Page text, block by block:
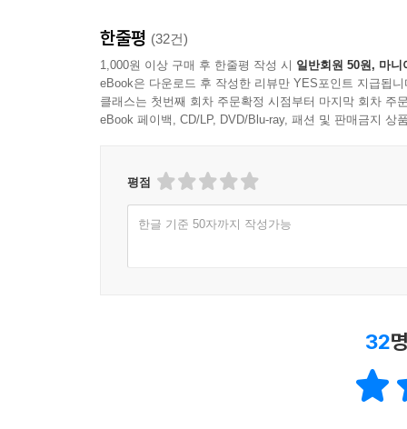
한줄평 (32건)
1,000원 이상 구매 후 한줄평 작성 시 일반회원 50원, 마니
eBook은 다운로드 후 작성한 리뷰만 YES포인트 지급됩니
클래스는 첫번째 회차 주문확정 시점부터 마지막 회차 주
eBook 페이백, CD/LP, DVD/Blu-ray, 패션 및 판매금지 상
평점
한글 기준 50자까지 작성가능
32